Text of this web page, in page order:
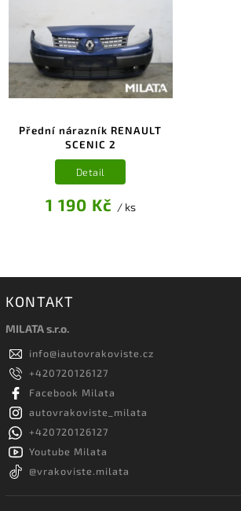
Přední nárazník RENAULT
SCENIC 2
1 190 Kč / ks
Detail
KONTAKT
MILATA s.r.o.
info@iautovrakoviste.cz
+420720126127
Facebook Milata
autovrakoviste_milata
+420720126127
Youtube Milata
@vrakoviste.milata